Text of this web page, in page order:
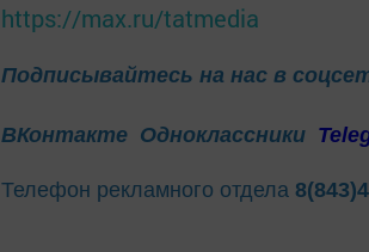
https://max.ru/tatmedia
Подписывайтесь на нас в
ВКонтакте Одноклассники
Телефон рекламного отдела